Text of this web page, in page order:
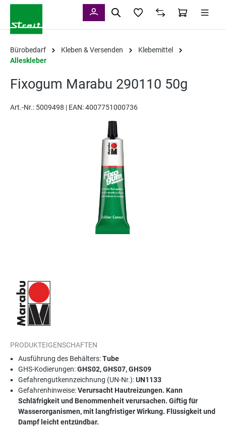
Bürobedarf Kleben & Versenden
Klebemittel
Alleskleber
Fixogum Marabu 290110 50g
Art.-Nr.: 5009498 | EAN: 4007751000736
PRODUKTEIGENSCHAFTEN
Ausführung des Behälters:Tube
GHS-Kodierungen:GHS02, GHS07, GHS09
Gefahrengutkennzeichnung (UN-Nr.):UN1133
Gefahrenhinweise:Verursacht Hautreizungen. Kann
Schläfrigkeit und Benommenheit verursachen. Giftig für
Wasserorganismen, mit langfristiger Wirkung. Flüssigkeit und
Dampf leicht entzündbar.